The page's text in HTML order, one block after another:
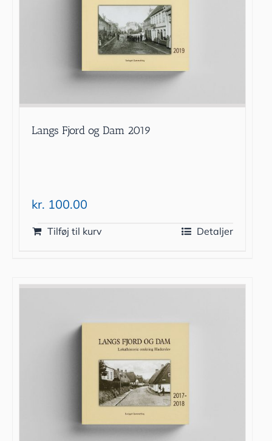
Langs Fjord og Dam 2019
kr. 100.00
Tilføj til kurv Detaljer